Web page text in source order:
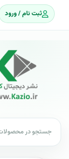
ثبت نام / ورود